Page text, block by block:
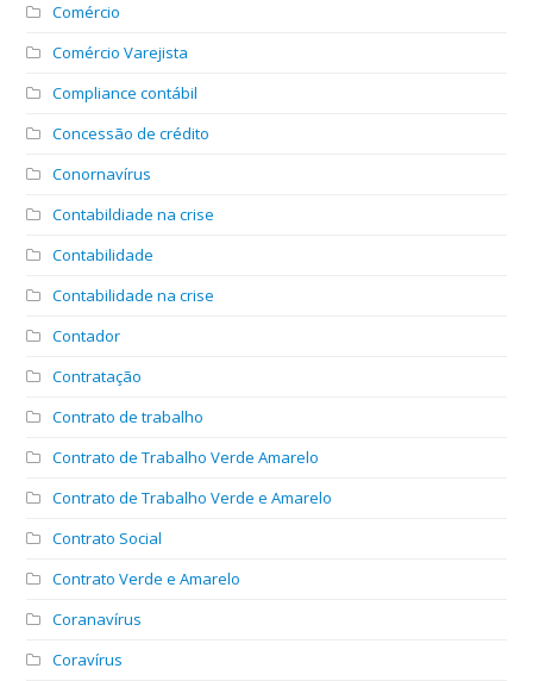
Comércio
Comércio Varejista
Compliance contábil
Concessão de crédito
Conornavírus
Contabildiade na crise
Contabilidade
Contabilidade na crise
Contador
Contratação
Contrato de trabalho
Contrato de Trabalho Verde Amarelo
Contrato de Trabalho Verde e Amarelo
Contrato Social
Contrato Verde e Amarelo
Coranavírus
Coravírus